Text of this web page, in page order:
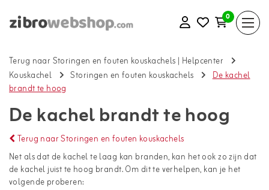
0
Terug naar Storingen en fouten kouskachels | Helpcenter
Kouskachel
Storingen en fouten kouskachels
De kachel
brandt te hoog
De kachel brandt te hoog
Terug naar Storingen en fouten kouskachels
Net als dat de kachel te laag kan branden, kan het ook zo zijn dat
de kachel juist te hoog brandt. Om dit te verhelpen, kan je het
volgende proberen: